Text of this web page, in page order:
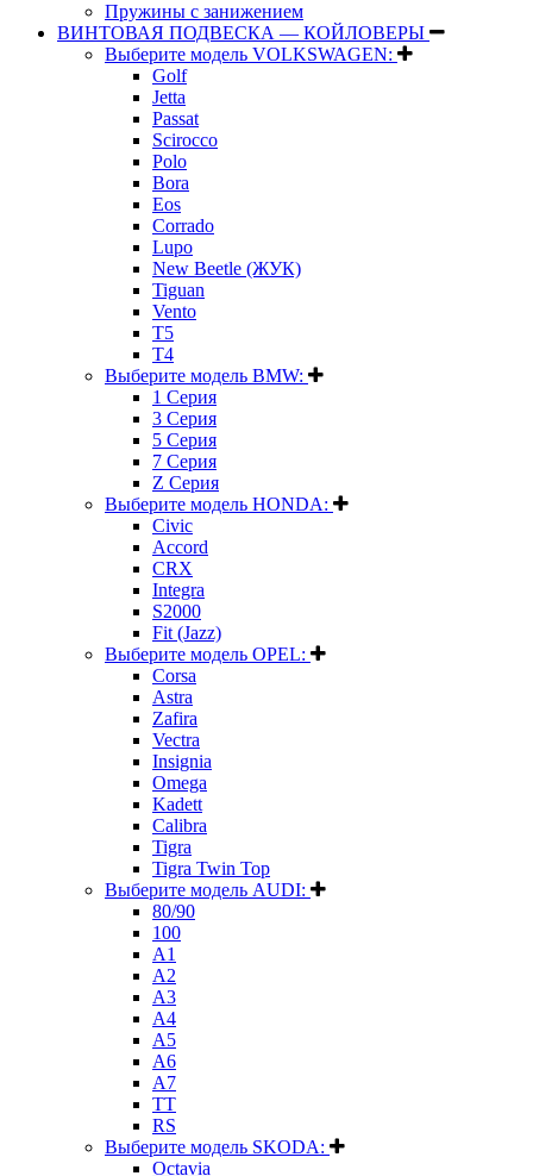
Пружины с занижением
ВИНТОВАЯ ПОДВЕСКА — КОЙЛОВЕРЫ
Выберите модель VOLKSWAGEN:
Golf
Jetta
Passat
Scirocco
Polo
Bora
Eos
Corrado
Lupo
New Beetle (ЖУК)
Tiguan
Vento
T5
T4
Выберите модель BMW:
1 Серия
3 Серия
5 Серия
7 Серия
Z Серия
Выберите модель HONDA:
Civic
Accord
CRX
Integra
S2000
Fit (Jazz)
Выберите модель OPEL:
Corsa
Astra
Zafira
Vectra
Insignia
Omega
Kadett
Calibra
Tigra
Tigra Twin Top
Выберите модель AUDI:
80/90
100
A1
A2
A3
A4
A5
A6
A7
TT
RS
Выберите модель SKODA:
Octavia